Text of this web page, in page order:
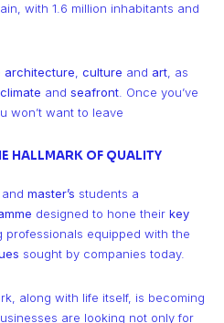
with 1.6 million inhabitants and
architecture, culture and art, as
climate and seafront. Once you’ve
won’t want to leave
HALLMARK OF QUALITY
and master’s students a
designed to hone their key
professionals equipped with the
sought by companies today.
along with life itself, is becoming
are looking not only for